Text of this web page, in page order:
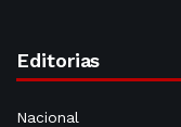
Editorias
Nacional